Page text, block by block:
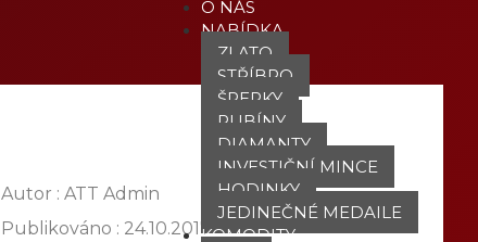
O NÁS
NABÍDKA
ZLATO
STŘÍBRO
ŠPERKY
RUBÍNY
DIAMANTY
INVESTIČNÍ MINCE
HODINKY
JEDINEČNÉ MEDAILE
KOMODITY
Autor : ATT Admin
Publikováno : 24.10.2017